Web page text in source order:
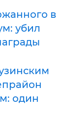
в
убил
один